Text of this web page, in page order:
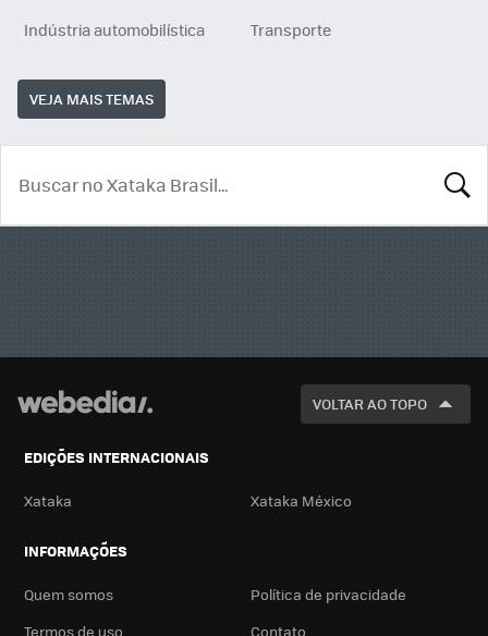
Indústria automobilística
Transporte
VEJA MAIS TEMAS
VOLTAR AO TOPO
EDIÇÕES INTERNACIONAIS
Xataka Xataka México
INFORMAÇÕES
Quem somos
Política de privacidade
Termos de uso
Contato